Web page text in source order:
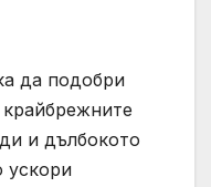
да подобри
и дълбокото
ускори